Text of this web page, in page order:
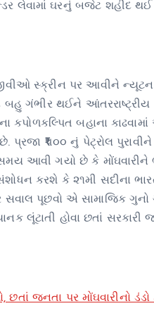
લેવામાં ઘરનું બજેટ શહીદ
સ્ક્રીન પર આવીને
બહુ ગંભીર થઈને
કપોળકલ્પિત બહાના
₹૫૦૦ નું પેટ્રોલ
આવી ગયો છે કે મોંઘવારીને
કરશે કે ૨૧મી સદીના
પૂછવો એ સામાજિક ગુનો
લૂંટાતી હોવા છતાં સરકારી
જનતા પર મોંઘવારીનો